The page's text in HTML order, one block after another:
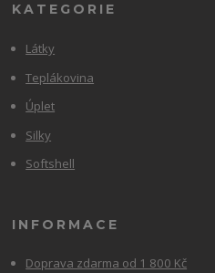
KATEGORIE
Látky
Teplákovina
Úplet
Silky
Softshell
INFORMACE
Doprava zdarma od 1 800 Kč